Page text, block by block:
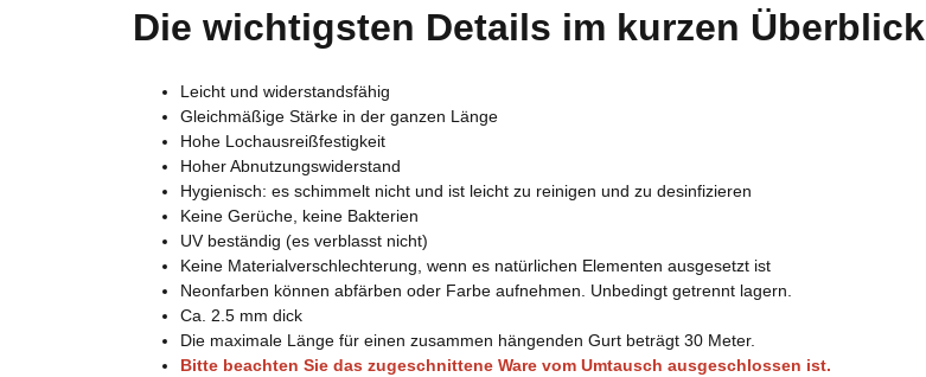
Die wichtigsten Details im kurzen Überblick
Leicht und widerstandsfähig
Gleichmäßige Stärke in der ganzen Länge
Hohe Lochausreißfestigkeit
Hoher Abnutzungswiderstand
Hygienisch: es schimmelt nicht und ist leicht zu reinigen und zu desinfizieren
Keine Gerüche, keine Bakterien
UV beständig (es verblasst nicht)
Keine Materialverschlechterung, wenn es natürlichen Elementen ausgesetzt ist
Neonfarben können abfärben oder Farbe aufnehmen. Unbedingt getrennt lagern.
Ca. 2.5 mm dick
Die maximale Länge für einen zusammen hängenden Gurt beträgt 30 Meter.
Bitte beachten Sie das zugeschnittene Ware vom Umtausch ausgeschlossen ist.